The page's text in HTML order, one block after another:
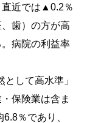
直近では▲0.2％
歯）の方が高
病院の利益率
して高水準」
保険業は含ま
％であり、